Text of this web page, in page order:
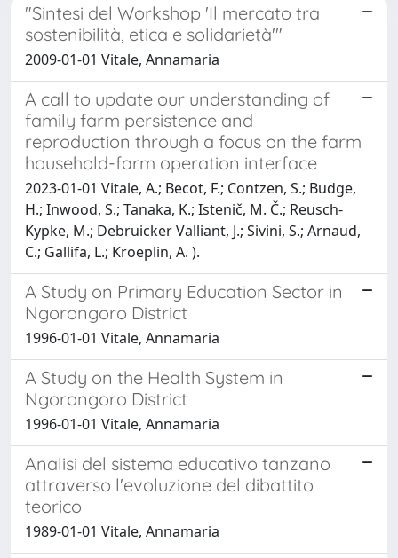
"Sintesi del Workshop 'Il mercato tra
sostenibilità, etica e solidarietà'"
2009-01-01 Vitale, Annamaria
A call to update our understanding of
family farm persistence and
reproduction through a focus on the farm
household-farm operation interface
2023-01-01 Vitale, A.; Becot, F.; Contzen, S.; Budge,
H.; Inwood, S.; Tanaka, K.; Istenič, M. Č.; Reusch-
Kypke, M.; Debruicker Valliant, J.; Sivini, S.; Arnaud,
C.; Gallifa, L.; Kroeplin, A. ).
A Study on Primary Education Sector in
Ngorongoro District
1996-01-01 Vitale, Annamaria
A Study on the Health System in
Ngorongoro District
1996-01-01 Vitale, Annamaria
Analisi del sistema educativo tanzano
attraverso l'evoluzione del dibattito
teorico
1989-01-01 Vitale, Annamaria